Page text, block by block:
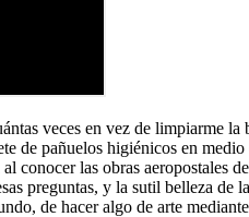
veces en vez de limpiarme
de pañuelos higiénicos en
conocer las obras
preguntas, y la sutil belleza
de hacer algo de arte